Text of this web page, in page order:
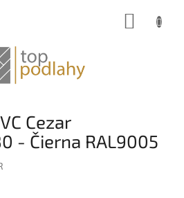
Cezar
- Čierna RAL9005